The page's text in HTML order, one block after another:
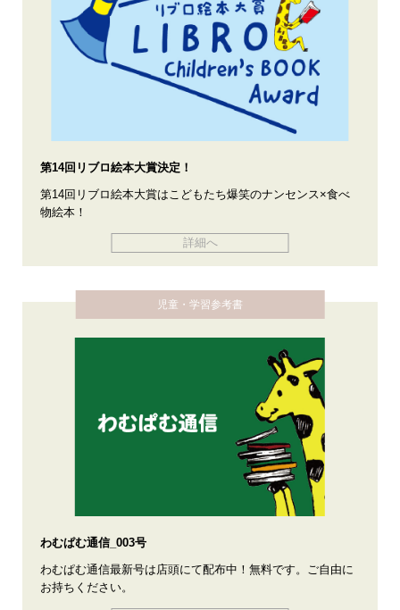
第14回リブロ絵本大賞決定！
第14回リブロ絵本大賞はこどもたち爆笑のナンセンス×食べ
物絵本！
詳細へ
児童・学習参考書
わむぱむ通信_003号
わむぱむ通信最新号は店頭にて配布中！無料です。ご自由に
お持ちください。